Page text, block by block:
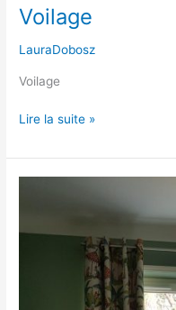
Voilage
LauraDobosz
Voilage
Lire la suite »